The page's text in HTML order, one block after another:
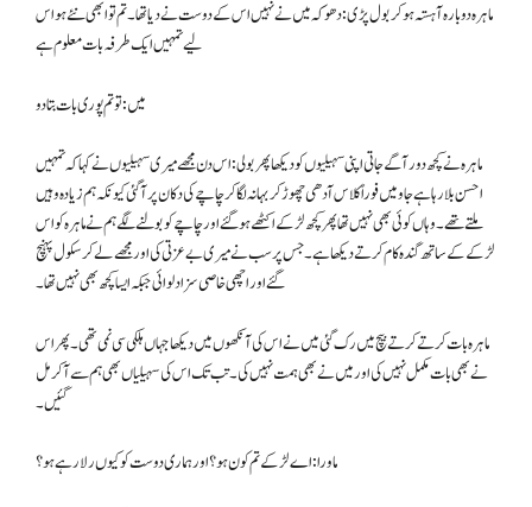
ماہرہ دوبارہ آہستہ ہوکر بول پڑی: دھوکہ میں نے نہیں اس کے دوست نے دیا تھا۔ تم تو ابھی نئے ہو اس
لیے تمہیں ایک طرفہ بات معلوم ہے
میں: تو تم پوری بات بتا دو
ماہرہ نے کچھ دور آگے جاتی اپنی سہیلیوں کو دیکھا پھر بولی: اس دن مجھے میری سہیلیوں نے کہا کہ تمہیں
احسن بلا رہا ہے جاو میں فوراً کلاس آدھی چھوڑ کر بہانہ لگا کر چاچے کی دکان پر آگئی کیونکہ ہم زیادہ وہیں
ملتے تھے۔ وہاں کوئی بھی نہیں تھا پھر کچھ لڑکے اکٹھے ہوگئے اور چاچے کو بولنے لگے ہم نے ماہرہ کو اس
لڑکے کے ساتھ گندہ کام کرتے دیکھا ہے۔ جس پر سب نے میری بے عزتی کی اور مجھے لے کر سکول پہنچ
گئے اور اچھی خاصی سزا دلوائی جبکہ ایسا کچھ بھی نہیں تھا۔
ماہرہ بات کرتے کرتے بیچ میں رک گئی میں نے اس کی آنکھوں میں دیکھا جہاں ہلکی سی نمی تھی۔ پھر اس
نے بھی بات مکمل نہیں کی اور میں نے بھی ہمت نہیں کی۔ تب تک اس کی سہیلیاں بھی ہم سے آکر مل
گئیں۔
ماورا: اے لڑکے تم کون ہو؟ اور ہماری دوست کو کیوں رلا رہے ہو؟